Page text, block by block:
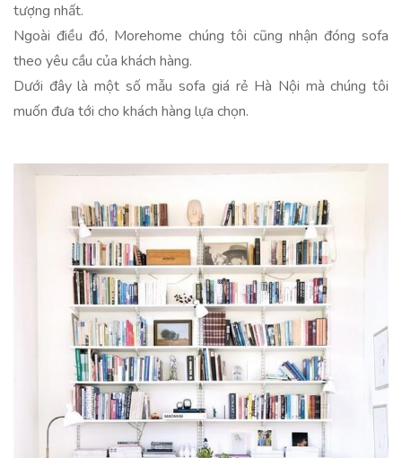
tượng nhất.
Ngoài điều đó, Morehome chúng tôi cũng nhận đóng sofa
theo yêu cầu của khách hàng.
Dưới đây là một số mẫu sofa giá rẻ Hà Nội mà chúng tôi
muốn đưa tới cho khách hàng lựa chọn.